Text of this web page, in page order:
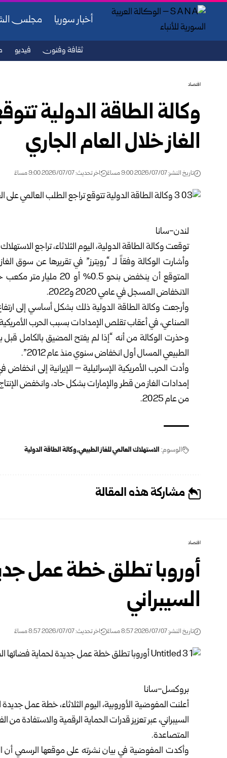
أخبار سوريا مجلس
ثقافة وفنون فيديو
اقتصاد
وكالة الطاقة الدولية
الغاز خلال العام الجاري
تاريخ النشر: 2026/07/07 9:00 مساءً اخر تحديث: 2026/07/07 9:00 مساءً
لندن-سانا
توقعت وكالة الطاقة الدولية، اليوم الثلاثاء، تراجع الاستهلاك العالمي للغاز
المتوقع أن ينخفض بنحو
الانخفاض المسجل في عامي 2020 و2022.
وأرجعت وكالة الطاقة الدولية ذلك بشكل أساسي إلى
الصناعي، في أعقاب تقلص الإمدادات بسبب الحرب الأمريكية
وحذرت الوكالة من أنه “إذا لم يفتح المضيق بالكامل قبل
الطبيعي المسال أول انخفاض سنوي منذ عام 2012”.
وأدت الحرب الأمريكية الإسرائيلية – الإيرانية إلى
من عام 2025.
الوسوم: الاستهلاك العالمي للغاز الطبيعي وكالة الطاقة الدولية
مشاركة هذه المقالة
اقتصاد
أوروبا تطلق خطة عمل
السيبراني
تاريخ النشر: 2026/07/07 8:57 مساءً اخر تحديث: 2026/07/07 8:57 مساءً
بروكسل-سانا
أعلنتالمفوضية الأوروبية، اليوم الثلاثاء، خطة عمل
السيبراني، عبر تعزيز قدرات الحماية الرقمية والاستفادة من
المتصاعدة.
وأكدت المفوضية في بيان نشرته على موقعها الرسمي أن